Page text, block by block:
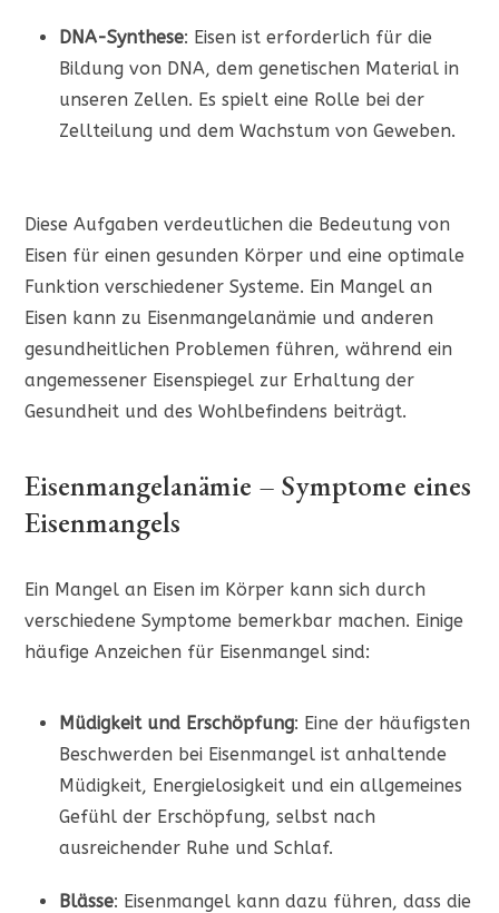
DNA-Synthese: Eisen ist erforderlich für die
Bildung von DNA, dem genetischen Material in
unseren Zellen. Es spielt eine Rolle bei der
Zellteilung und dem Wachstum von Geweben.
Diese Aufgaben verdeutlichen die Bedeutung von
Eisen für einen gesunden Körper und eine optimale
Funktion verschiedener Systeme. Ein Mangel an
Eisen kann zu Eisenmangelanämie und anderen
gesundheitlichen Problemen führen, während ein
angemessener Eisenspiegel zur Erhaltung der
Gesundheit und des Wohlbefindens beiträgt.
Eisenmangelanämie – Symptome eines
Eisenmangels
Ein Mangel an Eisen im Körper kann sich durch
verschiedene Symptome bemerkbar machen. Einige
häufige Anzeichen für Eisenmangel sind:
Müdigkeit und Erschöpfung: Eine der häufigsten
Beschwerden bei Eisenmangel ist anhaltende
Müdigkeit, Energielosigkeit und ein allgemeines
Gefühl der Erschöpfung, selbst nach
ausreichender Ruhe und Schlaf.
Blässe: Eisenmangel kann dazu führen, dass die